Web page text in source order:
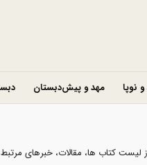
و نوپا مهد و پیش‌دبستان
لیست کتاب ها، مقالات، خبرهای